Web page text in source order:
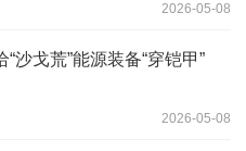
2026-05-08
“沙戈荒”能源装备“穿铠甲”
2026-05-08